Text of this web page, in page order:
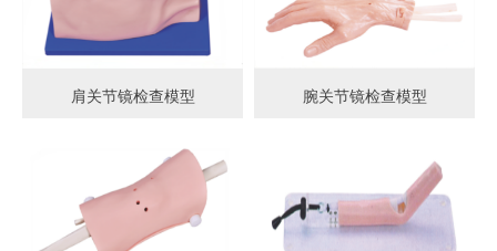
肩关节镜检查模型 腕关节镜检查模型